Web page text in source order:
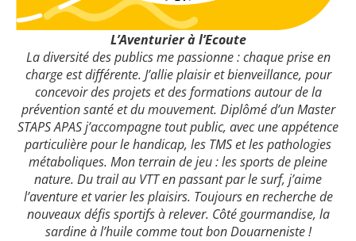
L’Aventurier à l’Ecoute
La diversité des publics me passionne : chaque prise en
charge est différente. J’allie plaisir et bienveillance, pour
concevoir des projets et des formations autour de la
prévention santé et du mouvement. Diplômé d’un Master
STAPS APAS j’accompagne tout public, avec une appétence
particulière pour le handicap, les TMS et les pathologies
métaboliques. Mon terrain de jeu : les sports de pleine
nature. Du trail au VTT en passant par le surf, j’aime
l’aventure et varier les plaisirs. Toujours en recherche de
nouveaux défis sportifs à relever. Côté gourmandise, la
sardine à l’huile comme tout bon Douarneniste !